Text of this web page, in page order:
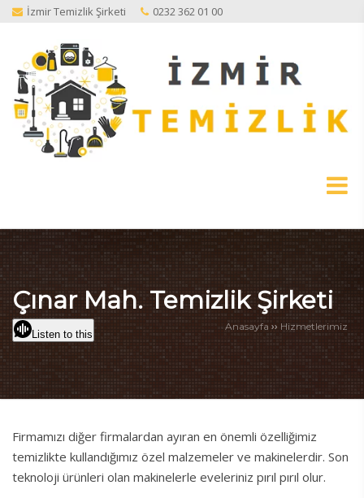
İzmir Temizlik Şirketi 0232 362 01 00
Çınar Mah. Temizlik Şirketi
Anasayfa ›› Hizmetlerimiz
Listen to this
Firmamızı diğer firmalardan ayıran en önemli özelliğimiz
temizlikte kullandığımız özel malzemeler ve makinelerdir. Son
teknoloji ürünleri olan makinelerle eveleriniz pırıl pırıl olur.